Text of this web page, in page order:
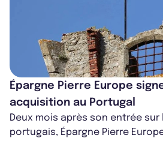
Épargne Pierre Europe
acquisition au Portugal
Deux mois après son entrée sur
portugais, Épargne Pierre